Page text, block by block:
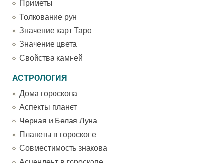
Приметы
Толкование рун
Значение карт Таро
Значение цвета
Свойства камней
АСТРОЛОГИЯ
Дома гороскопа
Аспекты планет
Черная и Белая Луна
Планеты в гороскопе
Совместимость знакова